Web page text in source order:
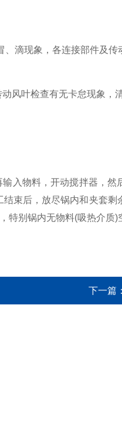
滴现象，各连接部件及传
叶检查有无卡怠现象，清
物料，开动搅拌器，然
束后，放尽锅内和夹套剩
特别锅内无物料(吸热介质)
下一篇：